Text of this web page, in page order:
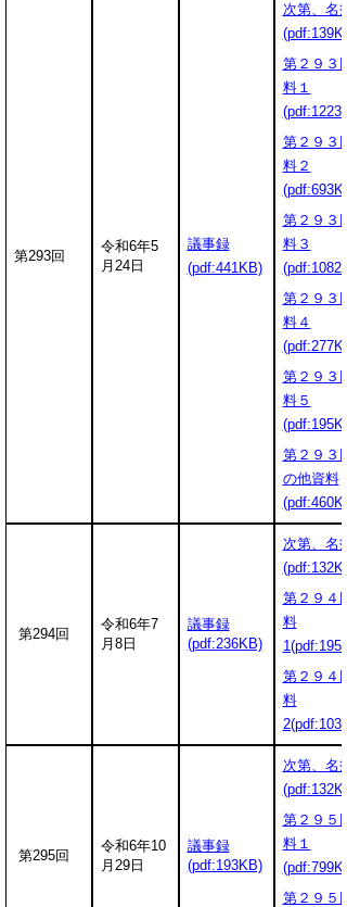
第293回
令和6年5
月24日
議事録
(pdf:441KB)
次第、名簿
第２９３
料１
第２９３
料２
第２９３
料３
第２９３
料４
第２９３
料５
第２９３
の他資料
第294回
令和6年7
月8日
議事録
(pdf:236KB)
次第、名簿
第２９４
料
第２９４
料
第295回
令和6年10
月29日
議事録
(pdf:193KB)
次第、名簿
第２９５
料１
第２９５